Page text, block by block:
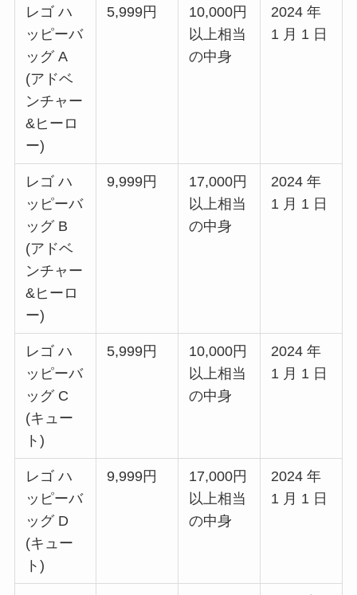
レゴ ハ
ッピーバ
ッグ A
(アドベ
ンチャー
&ヒーロ
ー)
5,999円
10,000円
以上相当
の中身
2024 年
1 月 1 日
レゴ ハ
ッピーバ
ッグ B
(アドベ
ンチャー
&ヒーロ
ー)
9,999円
17,000円
以上相当
の中身
2024 年
1 月 1 日
レゴ ハ
ッピーバ
ッグ C
(キュー
ト)
5,999円
10,000円
以上相当
の中身
2024 年
1 月 1 日
レゴ ハ
ッピーバ
ッグ D
(キュー
ト)
9,999円
17,000円
以上相当
の中身
2024 年
1 月 1 日